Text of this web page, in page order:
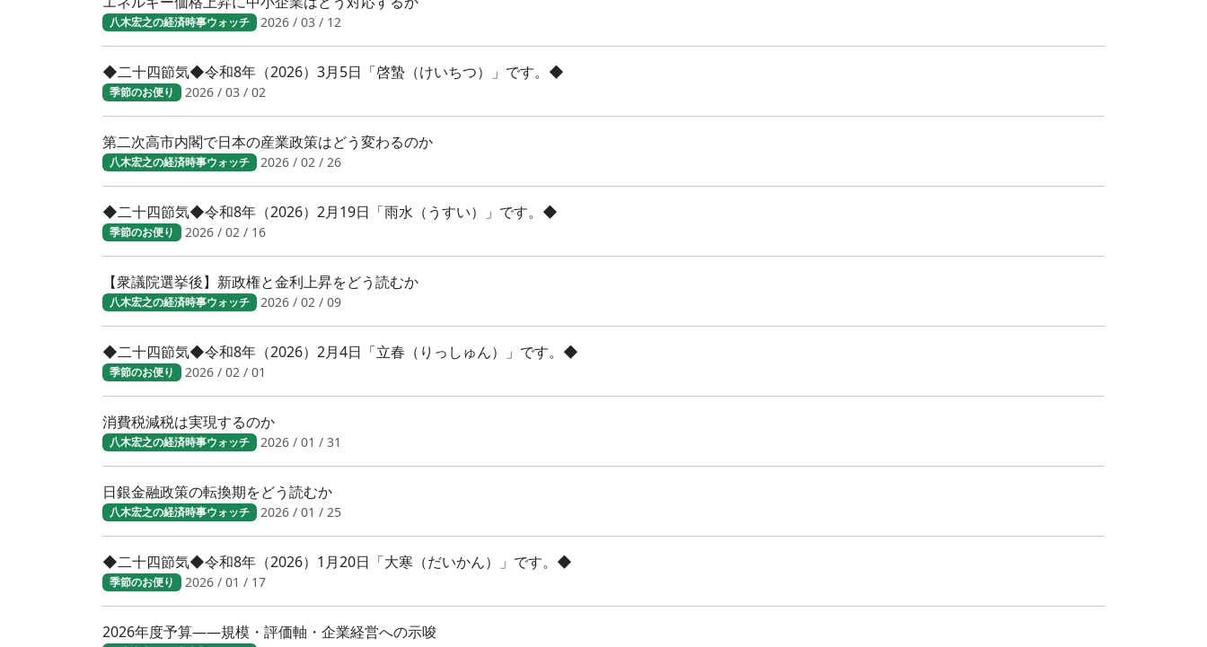
八木宏之の経済時事ウォッチ 2026 / 03 / 12
◆二十四節気◆令和8年（2026）3月5日「啓蟄（けいちつ）」です。◆
季節のお便り 2026 / 03 / 02
第二次高市内閣で日本の産業政策はどう変わるのか
八木宏之の経済時事ウォッチ 2026 / 02 / 26
◆二十四節気◆令和8年（2026）2月19日「雨水（うすい）」です。◆
季節のお便り 2026 / 02 / 16
【衆議院選挙後】新政権と金利上昇をどう読むか
八木宏之の経済時事ウォッチ 2026 / 02 / 09
◆二十四節気◆令和8年（2026）2月4日「立春（りっしゅん）」です。◆
季節のお便り 2026 / 02 / 01
消費税減税は実現するのか
八木宏之の経済時事ウォッチ 2026 / 01 / 31
日銀金融政策の転換期をどう読むか
八木宏之の経済時事ウォッチ 2026 / 01 / 25
◆二十四節気◆令和8年（2026）1月20日「大寒（だいかん）」です。◆
季節のお便り 2026 / 01 / 17
2026年度予算――規模・評価軸・企業経営への示唆